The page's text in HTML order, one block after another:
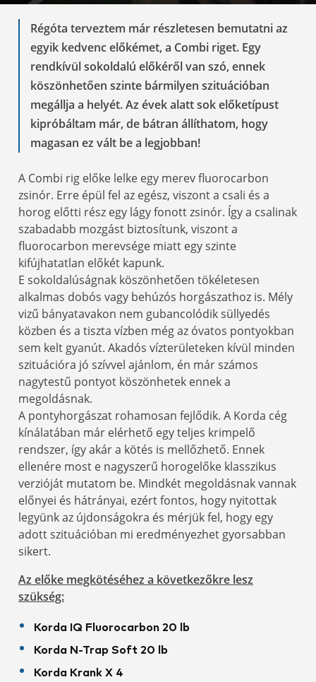
Régóta terveztem már részletesen bemutatni az
egyik kedvenc előkémet, a Combi riget. Egy
rendkívül sokoldalú előkéről van szó, ennek
köszönhetően szinte bármilyen szituációban
megállja a helyét. Az évek alatt sok előketípust
kipróbáltam már, de bátran állíthatom, hogy
magasan ez vált be a legjobban!
A Combi rig előke lelke egy merev fluorocarbon
zsinór. Erre épül fel az egész, viszont a csali és a
horog előtti rész egy lágy fonott zsinór. Így a csalinak
szabadabb mozgást biztosítunk, viszont a
fluorocarbon merevsége miatt egy szinte
kifújhatatlan előkét kapunk.
E sokoldalúságnak köszönhetően tökéletesen
alkalmas dobós vagy behúzós horgászathoz is. Mély
vizű bányatavakon nem gubancolódik süllyedés
közben és a tiszta vízben még az óvatos pontyokban
sem kelt gyanút. Akadós vízterületeken kívül minden
szituációra jó szívvel ajánlom, én már számos
nagytestű pontyot köszönhetek ennek a
megoldásnak.
A pontyhorgászat rohamosan fejlődik. A Korda cég
kínálatában már elérhető egy teljes krimpelő
rendszer, így akár a kötés is mellőzhető. Ennek
ellenére most e nagyszerű horogelőke klasszikus
verzióját mutatom be. Mindkét megoldásnak vannak
előnyei és hátrányai, ezért fontos, hogy nyitottak
legyünk az újdonságokra és mérjük fel, hogy egy
adott szituációban mi eredményezhet gyorsabban
sikert.
Az előke megkötéséhez a következőkre lesz
szükség:
Korda IQ Fluorocarbon 20 lb
Korda N-Trap Soft 20 lb
Korda Krank X 4